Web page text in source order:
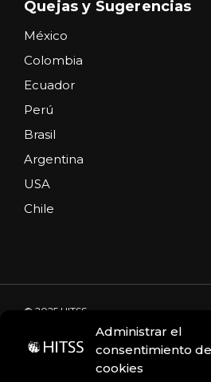
Administrar el
consentimiento de
cookies
Quejas y Sugerencias
México
Colombia
Ecuador
Perú
Brasil
Argentina
USA
Chile
© 2025 HITSS
Código de Ética